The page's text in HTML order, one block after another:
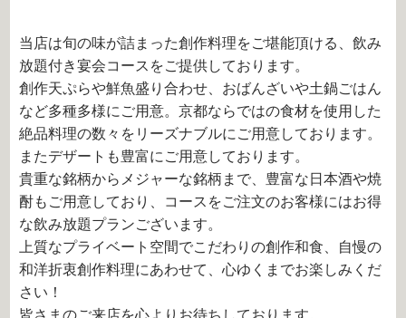
当店は旬の味が詰まった創作料理をご堪能頂ける、飲み
放題付き宴会コースをご提供しております。
創作天ぷらや鮮魚盛り合わせ、おばんざいや土鍋ごはん
など多種多様にご用意。京都ならではの食材を使用した
絶品料理の数々をリーズナブルにご用意しております。
またデザートも豊富にご用意しております。
貴重な銘柄からメジャーな銘柄まで、豊富な日本酒や焼
酎もご用意しており、コースをご注文のお客様にはお得
な飲み放題プランございます。
上質なプライベート空間でこだわりの創作和食、自慢の
和洋折衷創作料理にあわせて、心ゆくまでお楽しみくだ
さい！